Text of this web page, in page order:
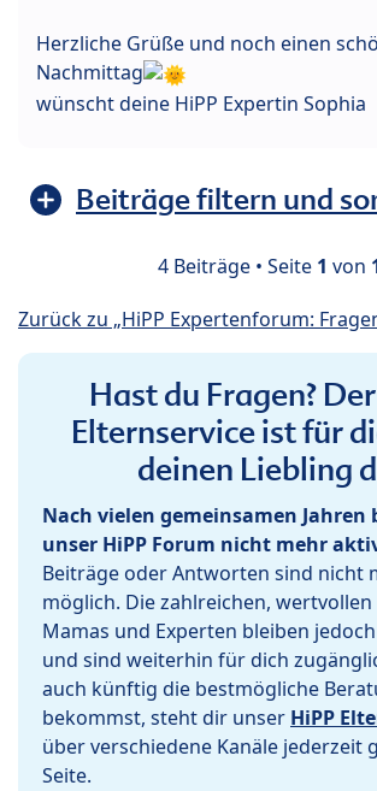
Herzliche Grüße und noch einen
Nachmittag
wünscht deine HiPP Expertin Sophia
Beiträge filtern und
4 Beiträge • Seite 1 von
Zurück zu „HiPP Expertenforum:
Hast du Fragen?
Elternservice ist für
deinen Liebling
Nach vielen gemeinsamen
unser HiPP Forum nicht mehr
Beiträge oder Antworten sind nicht
möglich. Die zahlreichen,
Mamas und Experten bleiben
und sind weiterhin für dich
auch künftig die bestmögliche
bekommst, steht dir unser HiPP
über verschiedene Kanäle jederzeit
Seite.